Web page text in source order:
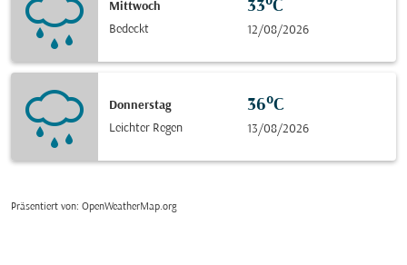
Mittwoch
Bedeckt
33°C
12/08/2026
Donnerstag
Leichter Regen
36°C
13/08/2026
Präsentiert von: OpenWeatherMap.org